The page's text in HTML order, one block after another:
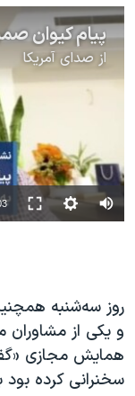
از صدای آمریکا
روز سه‌شنبه
و یکی از
همایش مجازی
سخنرانی کرده